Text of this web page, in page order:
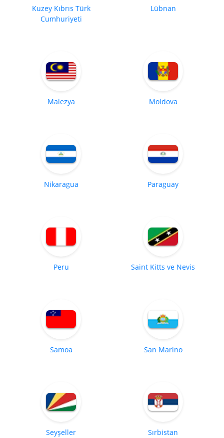
Kuzey Kıbrıs Türk
Cumhuriyeti
Lübnan
Malezya Moldova
Nikaragua Paraguay
Peru Saint Kitts ve Nevis
Samoa San Marino
Seyşeller Sırbistan